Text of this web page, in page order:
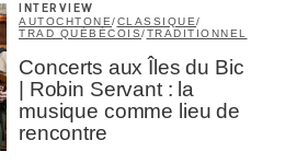
INTERVIEW
AUTOCHTONE/CLASSIQUE/
TRAD QUÉBÉCOIS/TRADITIONNEL
Concerts aux Îles du Bic
| Robin Servant : la
musique comme lieu de
rencontre